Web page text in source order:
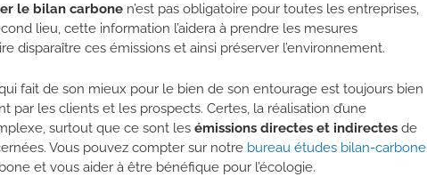
le bilan carbone n’est pas obligatoire pour toutes les entreprises,
lieu, cette information l’aidera à prendre les mesures
disparaître ces émissions et ainsi préserver l’environnement.
fait de son mieux pour le bien de son entourage est toujours bien
par les clients et les prospects. Certes, la réalisation d’une
surtout que ce sont les émissions directes et indirectes de
Vous pouvez compter sur notre bureau études bilan-carbone
et vous aider à être bénéfique pour l’écologie.